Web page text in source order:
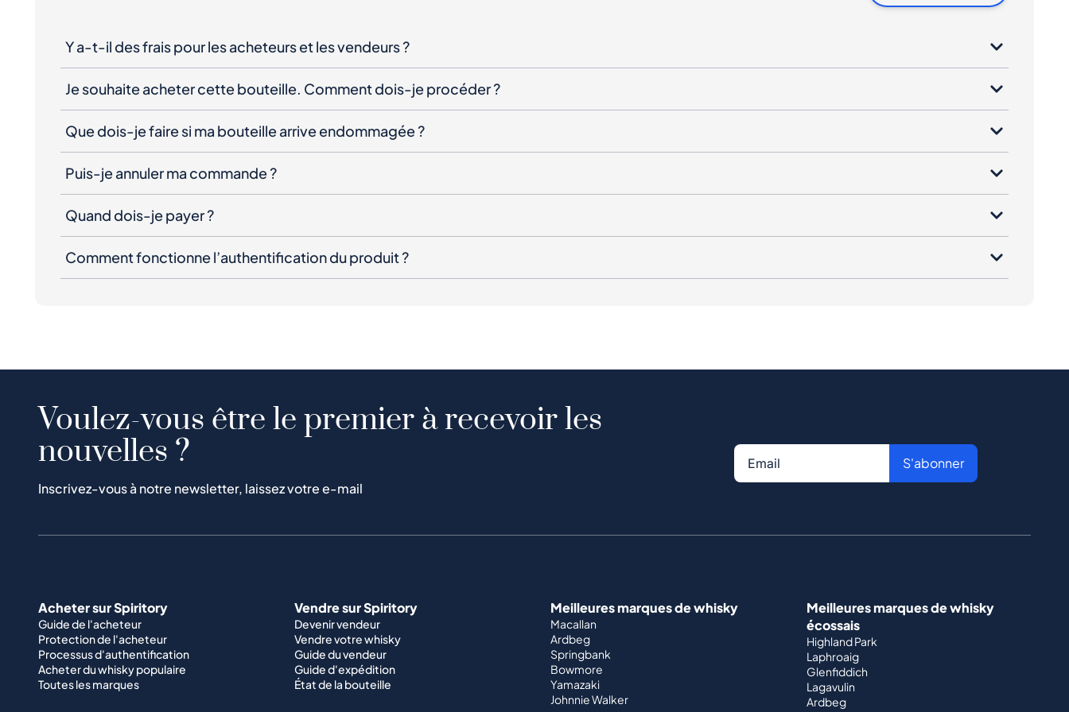
Y a-t-il des frais pour les acheteurs et les vendeurs ?
Je souhaite acheter cette bouteille. Comment dois-je procéder ?
Que dois-je faire si ma bouteille arrive endommagée ?
Puis-je annuler ma commande ?
Quand dois-je payer ?
Comment fonctionne l’authentification du produit ?
Voulez-vous être le premier à recevoir les
nouvelles ?
Inscrivez-vous à notre newsletter, laissez votre e-mail
S'abonner
Acheter sur Spiritory
Guide de l'acheteur
Protection de l'acheteur
Processus d'authentification
Acheter du whisky populaire
Toutes les marques
Vendre sur Spiritory
Devenir vendeur
Vendre votre whisky
Guide du vendeur
Guide d'expédition
État de la bouteille
Meilleures marques de whisky
Macallan
Ardbeg
Springbank
Bowmore
Yamazaki
Johnnie Walker
Meilleures marques de whisky
écossais
Highland Park
Laphroaig
Glenfiddich
Lagavulin
Ardbeg